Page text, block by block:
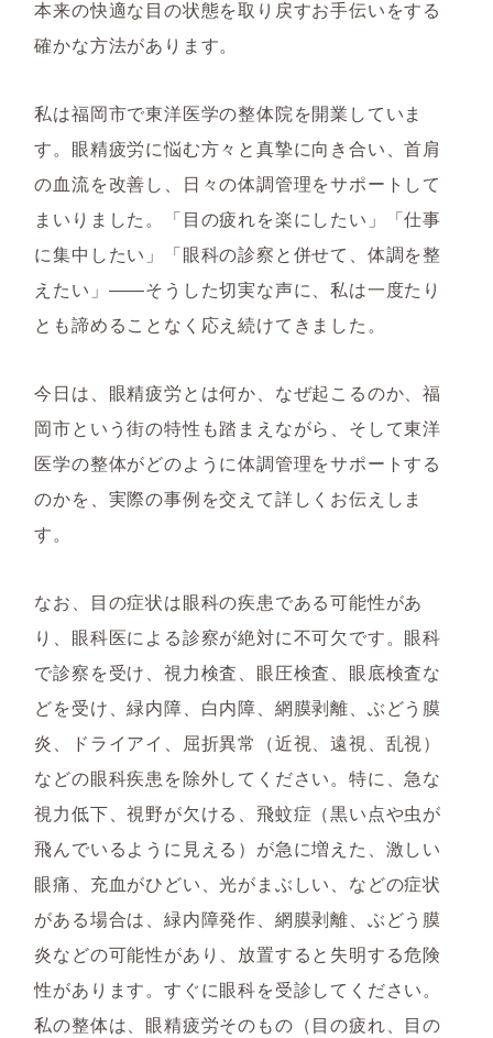
本来の快適な目の状態を取り戻すお手伝いをする
確かな方法があります。
私は福岡市で東洋医学の整体院を開業していま
す。眼精疲労に悩む方々と真摯に向き合い、首肩
の血流を改善し、日々の体調管理をサポートして
まいりました。「目の疲れを楽にしたい」「仕事
に集中したい」「眼科の診察と併せて、体調を整
えたい」――そうした切実な声に、私は一度たり
とも諦めることなく応え続けてきました。
今日は、眼精疲労とは何か、なぜ起こるのか、福
岡市という街の特性も踏まえながら、そして東洋
医学の整体がどのように体調管理をサポートする
のかを、実際の事例を交えて詳しくお伝えしま
す。
なお、目の症状は眼科の疾患である可能性があ
り、眼科医による診察が絶対に不可欠です。眼科
で診察を受け、視力検査、眼圧検査、眼底検査な
どを受け、緑内障、白内障、網膜剥離、ぶどう膜
炎、ドライアイ、屈折異常（近視、遠視、乱視）
などの眼科疾患を除外してください。特に、急な
視力低下、視野が欠ける、飛蚊症（黒い点や虫が
飛んでいるように見える）が急に増えた、激しい
眼痛、充血がひどい、光がまぶしい、などの症状
がある場合は、緑内障発作、網膜剥離、ぶどう膜
炎などの可能性があり、放置すると失明する危険
性があります。すぐに眼科を受診してください。
私の整体は、眼精疲労そのもの（目の疲れ、目の